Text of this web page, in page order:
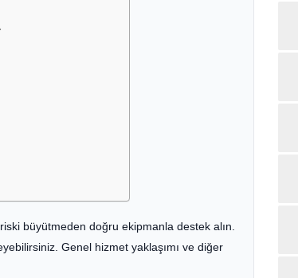
büyütmeden doğru ekipmanla destek alın.
Genel hizmet yaklaşımı ve diğer